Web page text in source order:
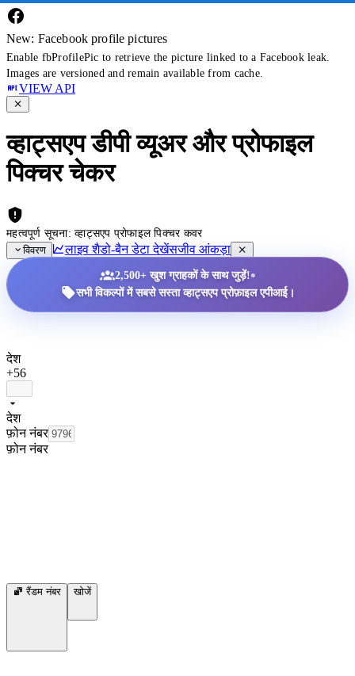
New: Facebook profile pictures
Enable fbProfilePic to retrieve the picture linked to a Facebook leak.
Images are versioned and remain available from cache.
VIEW API
व्हाट्सएप डीपी व्यूअर और प्रोफाइल
पिक्चर चेकर
महत्वपूर्ण सूचना: व्हाट्सएप प्रोफाइल पिक्चर कवर
विवरण
लाइव शैडो-बैन डेटा देखेंसजीव आंकड़ा
2,500+ खुश ग्राहकों के साथ जुड़ें!•
सभी विकल्पों में सबसे सस्ता व्हाट्सएप प्रोफ़ाइल एपीआई।
देश
+56
देश
फ़ोन नंबर
फ़ोन नंबर
रैंडम नंबर खोजें